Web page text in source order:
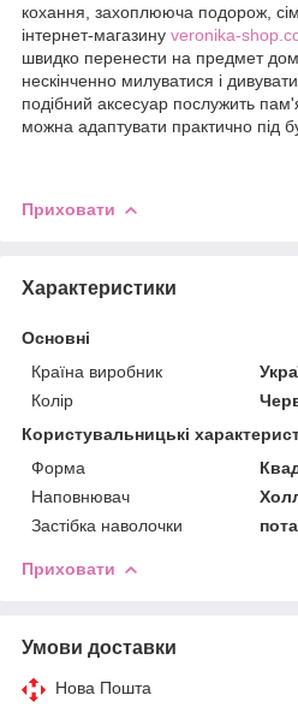
кохання, захоплююча подорож,
інтернет-магазину veronika-
швидко перенести на предмет
нескінченно милуватися і
подібний аксесуар послужить
можна адаптувати практично під
Приховати
Характеристики
Основні
Країна виробник
Колір
Користувальницькі
Форма
Наповнювач
Застібка наволочки
Приховати
Умови доставки
Нова Пошта